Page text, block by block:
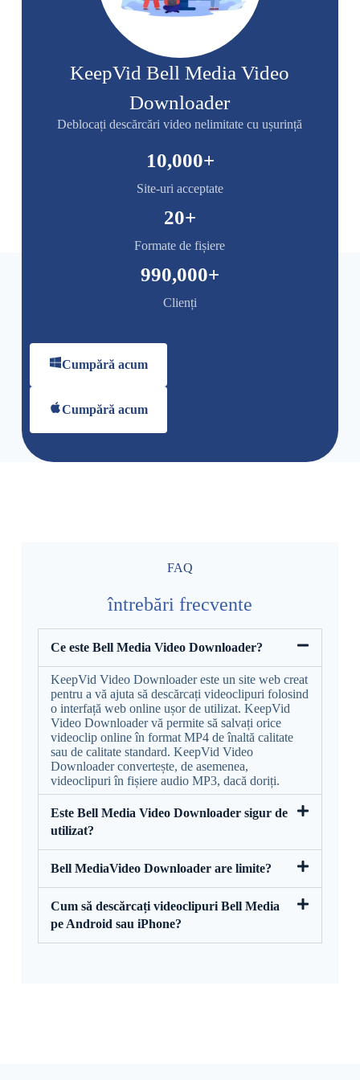
KeepVid Bell Media Video
Downloader
Deblocați descărcări video nelimitate cu ușurință
Site-uri acceptate
10,000+
Formate de fișiere
20+
Clienți
990,000+
Cumpără acum
Cumpără acum
FAQ
întrebări frecvente
Ce este Bell Media Video Downloader?
KeepVid Video Downloader este un site web creat
pentru a vă ajuta să descărcați videoclipuri folosind
o interfață web online ușor de utilizat. KeepVid
Video Downloader vă permite să salvați orice
videoclip online în format MP4 de înaltă calitate
sau de calitate standard. KeepVid Video
Downloader convertește, de asemenea,
videoclipuri în fișiere audio MP3, dacă doriți.
Este Bell Media Video Downloader sigur de
utilizat?
Bell MediaVideo Downloader are limite?
Cum să descărcați videoclipuri Bell Media
pe Android sau iPhone?